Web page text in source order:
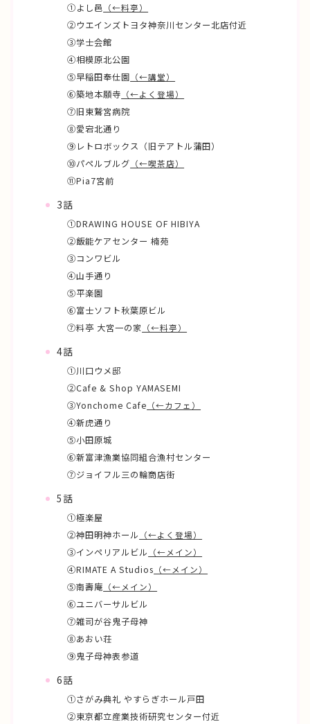
①よし邑 （←料亭）
②ウエインズトヨタ神奈川センター北店付近
③学士会館
④相模原北公園
⑤早稲田奉仕園 （←講堂）
⑥築地本願寺 （←よく登場）
⑦旧東鷲宮病院
⑧愛宕北通り
⑨レトロボックス（旧テアトル蒲田）
⑩パペルブルグ （←喫茶店）
⑪Pia7宮前
3話
①DRAWING HOUSE OF HIBIYA
②飯能ケアセンター 楠苑
③コンワビル
④山手通り
⑤平楽園
⑥富士ソフト秋葉原ビル
⑦料亭 大宮一の家 （←料亭）
4話
①川口ウメ邸
②Cafe & Shop YAMASEMI
③Yonchome Cafe （←カフェ）
④新虎通り
⑤小田原城
⑥新富津漁業協同組合漁村センター
⑦ジョイフル三の輪商店街
5話
①極楽屋
②神田明神ホール （←よく登場）
➂インペリアルビル （←メイン）
④RIMATE A Studios （←メイン）
⑤南壽庵 （←メイン）
⑥ユニバーサルビル
⑦雑司が谷鬼子母神
➇あおい荘
⑨鬼子母神表参道
6話
①さがみ典礼 やすらぎホール戸田
②東京都立産業技術研究センター付近